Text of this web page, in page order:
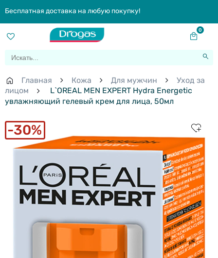
Бесплатная доставка на любую покупку!
0
Главная Кожа Для мужчин
Уход за
лицом
L`OREAL MEN EXPERT Hydra Energetic
увлажняющий гелевый крем для лица, 50мл
30%